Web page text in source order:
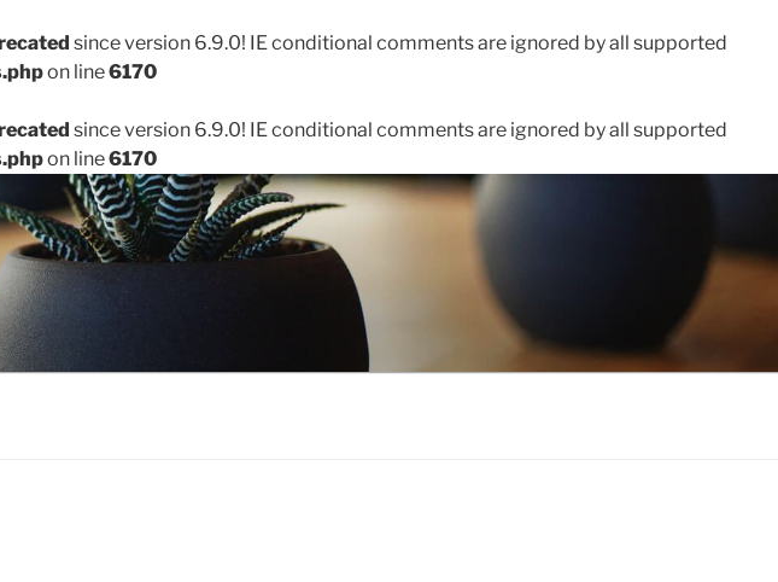
since version 6.9.0! IE conditional comments are ignored by all supported
on line6170
since version 6.9.0! IE conditional comments are ignored by all supported
on line6170